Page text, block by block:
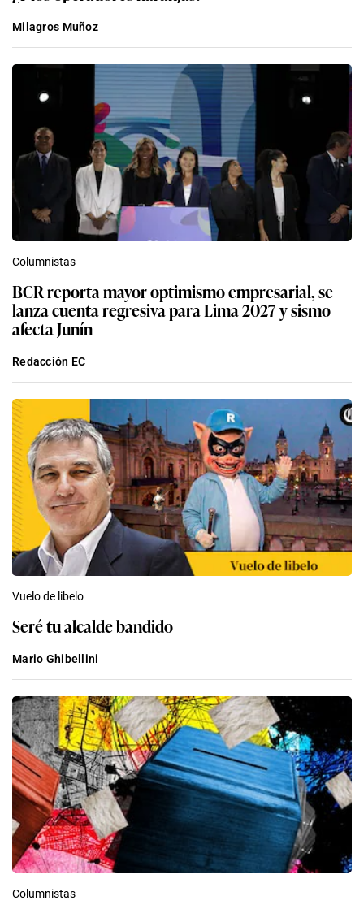
Milagros Muñoz
Columnistas
BCR reporta mayor optimismo empresarial, se
lanza cuenta regresiva para Lima 2027 y sismo
afecta Junín
Redacción EC
Vuelo de libelo
Seré tu alcalde bandido
Mario Ghibellini
Columnistas